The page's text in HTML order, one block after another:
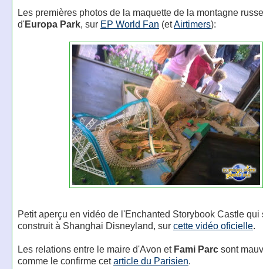
Les premières photos de la maquette de la montagne
d'Europa Park, sur EP World Fan (etAirtimers):
Petit aperçu en vidéo de l'Enchanted Storybook Castle qui
construit à Shanghai Disneyland, sur cette vidéo oficielle.
Les relations entre le maire d'Avon etFami Parcsont
comme le confirme cetarticle du Parisien.